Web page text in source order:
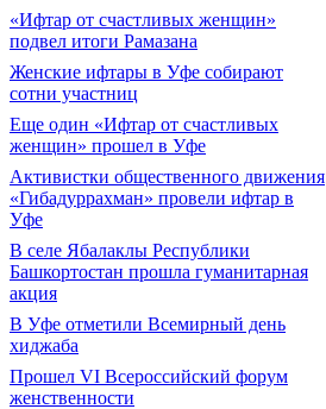
«Ифтар от счастливых женщин»
подвел итоги Рамазана
Женские ифтары в Уфе собирают
сотни участниц
Еще один «Ифтар от счастливых
женщин» прошел в Уфе
Активистки общественного движения
«Гибадуррахман» провели ифтар в
Уфе
В селе Ябалаклы Республики
Башкортостан прошла гуманитарная
акция
В Уфе отметили Всемирный день
хиджаба
Прошел VI Всероссийский форум
женственности